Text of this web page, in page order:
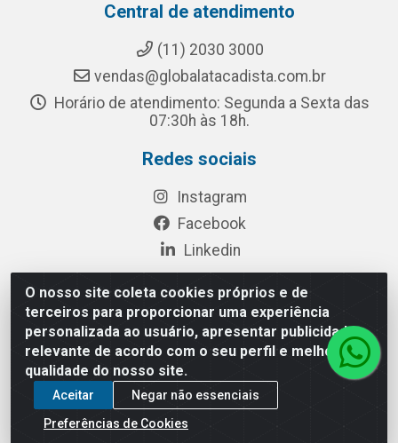
O nosso site coleta cookies próprios e de
terceiros para proporcionar uma experiência
personalizada ao usuário, apresentar publicidade
relevante de acordo com o seu perfil e melhorar a
qualidade do nosso site.
Aceitar
Negar não essenciais
Preferências de Cookies
Central de atendimento
(11) 2030 3000
vendas@globalatacadista.com.br
Horário de atendimento: Segunda a Sexta das
07:30h às 18h.
Redes sociais
Instagram
Facebook
Linkedin
Rua Chipuê, 117 - S. Miguel Paulista São Paulo/SP - CEP
08010-260- CNPJ: 03.010.739/0001-72